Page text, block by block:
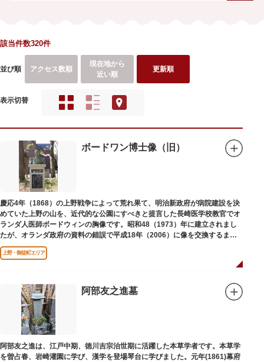
該当件数320件
並び順 アクセス数順
現在地から
近い順
更新順
表示切替
ボードワン博士像（旧）
慶応4年（1868）の上野戦争によって荒れ果て、明治新政府が病院建設を決
めていた上野の山を、近代的な公園にすべきと提言した長崎医学校教官でオ
ランダ人医師ボードウィンの胸像です。昭和48（1973）年に建立されまし
たが、オランダ政府の資料の錯誤で平成18年（2006）に像を交換するまで
は博士の弟の像でした。
上野・御徒町エリア
阿部友之進墓
阿部友之進は、江戸中期、徳川吉宗治世期に活躍した本草学者です。本草学
を曽占春、岩崎灌園に学び、漢学を登場琴台に学びました。元年(1861)幕府